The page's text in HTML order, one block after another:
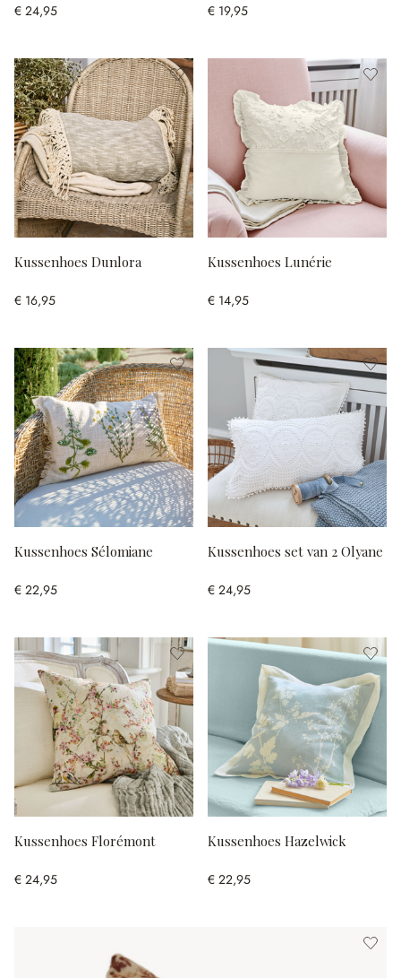
€ 24,95 € 19,95
Kussenhoes Dunlora
€ 16,95
Kussenhoes Lunérie
€ 14,95
Kussenhoes Sélomiane
€ 22,95
Kussenhoes set van 2 Olyane
€ 24,95
Kussenhoes Florémont
€ 24,95
Kussenhoes Hazelwick
€ 22,95